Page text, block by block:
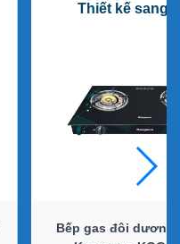
Thiết kế sang
Bếp gas đôi dương